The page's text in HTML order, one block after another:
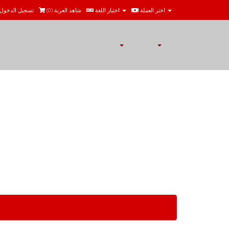
اختر العملة اختيار اللغة تسجيل الدخول شاهد العربة (0
)